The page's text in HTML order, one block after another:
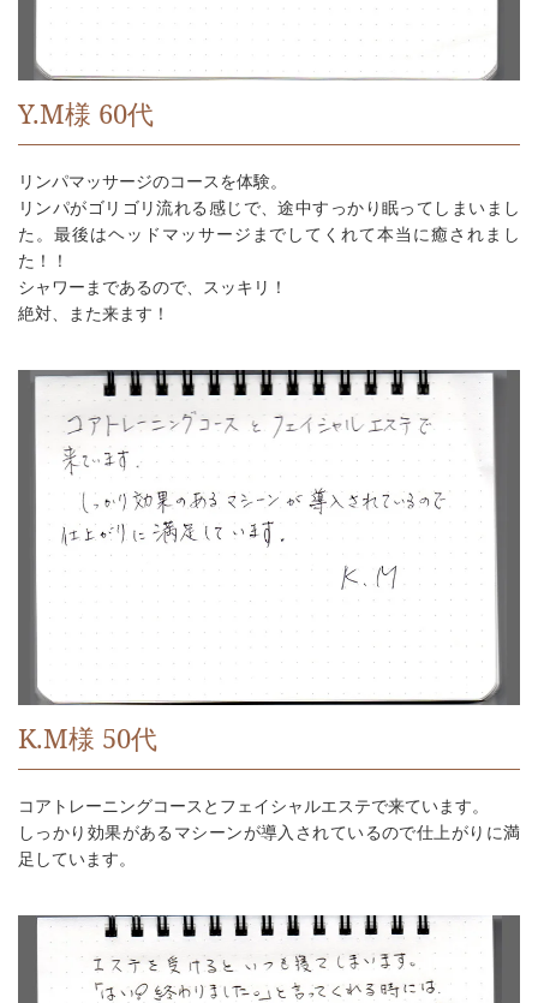
Y.M様 60代
リンパマッサージのコースを体験。
リンパがゴリゴリ流れる感じで、途中すっかり眠ってしまいまし
た。最後はヘッドマッサージまでしてくれて本当に癒されまし
た！！
シャワーまであるので、スッキリ！
絶対、また来ます！
K.M様 50代
コアトレーニングコースとフェイシャルエステで来ています。
しっかり効果があるマシーンが導入されているので仕上がりに満
足しています。